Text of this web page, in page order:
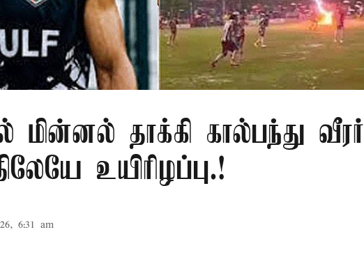
மின்னல் தாக்கி கால்பந்து வீரர்
உயிரிழப்பு.!
6:31 am